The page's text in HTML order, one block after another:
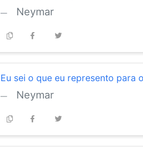
Neymar
Eu sei o que eu represento para
Neymar